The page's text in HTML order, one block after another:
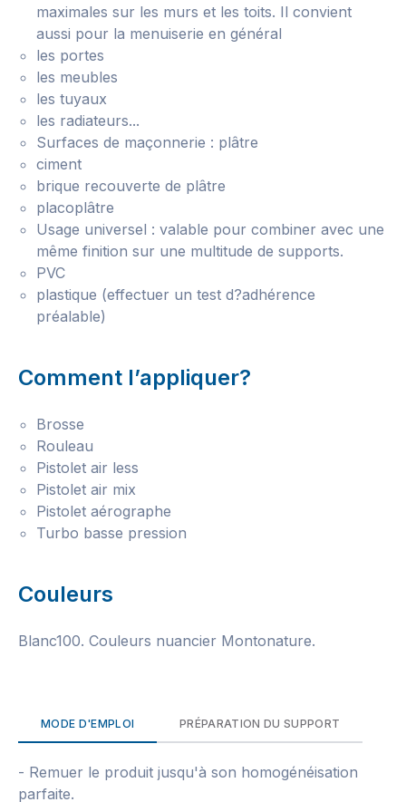
maximales sur les murs et les toits. Il convient
aussi pour la menuiserie en général
les portes
les meubles
les tuyaux
les radiateurs...
Surfaces de maçonnerie : plâtre
ciment
brique recouverte de plâtre
placoplâtre
Usage universel : valable pour combiner avec une
même finition sur une multitude de supports.
PVC
plastique (effectuer un test d?adhérence
préalable)
Comment l’appliquer?
Brosse
Rouleau
Pistolet air less
Pistolet air mix
Pistolet aérographe
Turbo basse pression
Couleurs
Blanc100. Couleurs nuancier Montonature.
MODE D'EMPLOI PRÉPARATION DU SUPPORT
- Remuer le produit jusqu'à son homogénéisation
parfaite.